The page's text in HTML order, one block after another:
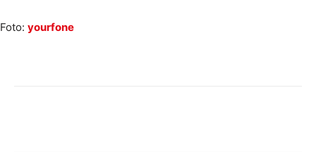
Foto: yourfone